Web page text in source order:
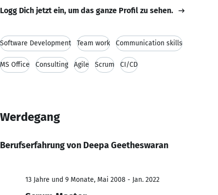
Logg Dich jetzt ein, um das ganze Profil zu sehen.
Software Development Team work Communication skills
MS Office Consulting Agile Scrum CI/CD
Werdegang
Berufserfahrung von Deepa Geetheswaran
13 Jahre und 9 Monate, Mai 2008 - Jan. 2022